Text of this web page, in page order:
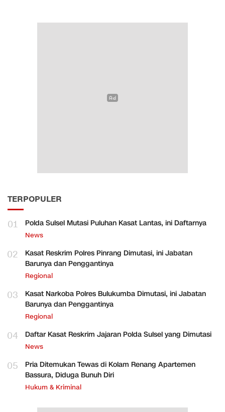
TERPOPULER
01 Polda Sulsel Mutasi Puluhan Kasat Lantas, ini Daftarnya
News
02
Kasat Reskrim Polres Pinrang Dimutasi, ini Jabatan
Barunya dan Penggantinya
Regional
03
Kasat Narkoba Polres Bulukumba Dimutasi, ini Jabatan
Barunya dan Penggantinya
Regional
04 Daftar Kasat Reskrim Jajaran Polda Sulsel yang Dimutasi
News
05
Pria Ditemukan Tewas di Kolam Renang Apartemen
Bassura, Diduga Bunuh Diri
Hukum & Kriminal